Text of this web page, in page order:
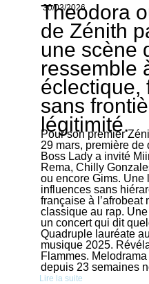
30/03/2026
Theodora
de Zénith
une scène
ressemble
éclectique,
sans
légitimité.
Pour son premier
29 mars, première de
Boss Lady a invité
Rema, Chilly
ou encore Gims. Une
influences sans
française à l’afrobeat
classique au rap.
un concert qui dit
Quadruple lauréate
musique 2025.
Flammes.
depuis 23 semaines
Lire la suite